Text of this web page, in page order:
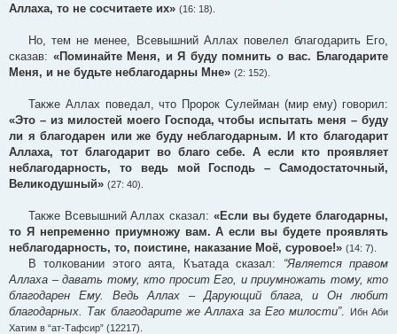
Аллаха, то не сосчитаете их» (16: 18).
Но, тем не менее, Всевышний Аллах повелел благодарить Его,
сказав: «Поминайте Меня, и Я буду помнить о вас. Благодарите
Меня, и не будьте неблагодарны Мне» (2: 152).
Также Аллах поведал, что Пророк Сулейман (мир ему) говорил:
«Это – из милостей моего Господа, чтобы испытать меня – буду
ли я благодарен или же буду неблагодарным. И кто благодарит
Аллаха, тот благодарит во благо себе. А если кто проявляет
неблагодарность, то ведь мой Господь – Самодостаточный,
Великодушный» (27: 40).
Также Всевышний Аллах сказал: «Если вы будете благодарны,
то Я непременно приумножу вам. А если вы будете проявлять
неблагодарность, то, поистине, наказание Моё, суровое!» (14: 7).
В толковании этого аята, Къатада сказал: “Является правом
Аллаха – давать тому, кто просит Его, и приумножать тому, кто
благодарен Ему. Ведь Аллах – Дарующий блага, и Он любит
благодарных. Так благодарите же Аллаха за Его милости”.
Ибн Аби
Хатим в “ат-Тафсир” (12217).